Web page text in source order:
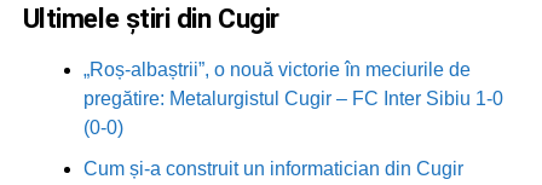
Ultimele știri din Cugir
„Roș-albaștrii”, o nouă victorie în meciurile de
pregătire: Metalurgistul Cugir – FC Inter Sibiu 1-0
(0-0)
Cum și-a construit un informatician din Cugir